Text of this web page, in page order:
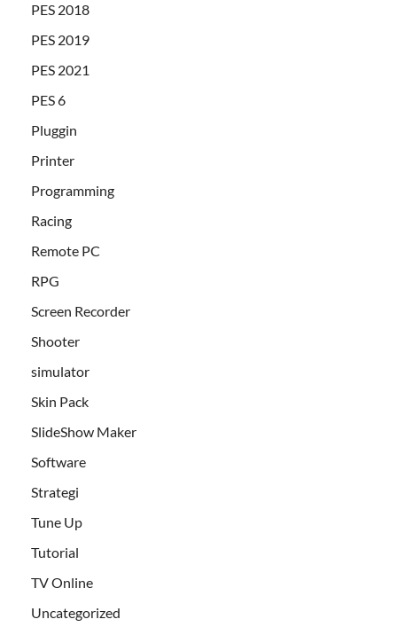
PES 2018
PES 2019
PES 2021
PES 6
Pluggin
Printer
Programming
Racing
Remote PC
RPG
Screen Recorder
Shooter
simulator
Skin Pack
SlideShow Maker
Software
Strategi
Tune Up
Tutorial
TV Online
Uncategorized